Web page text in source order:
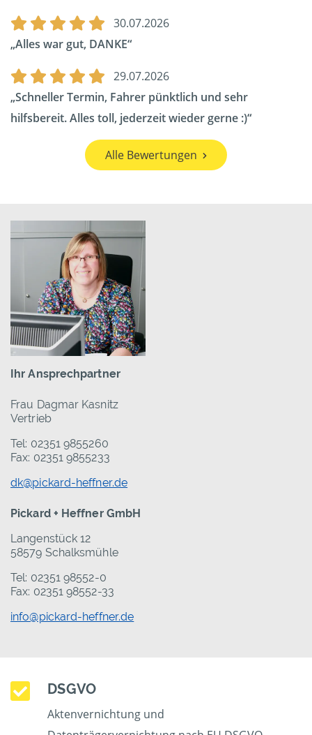
30.07.2026
Alles war gut, DANKE
29.07.2026
Schneller Termin, Fahrer pünktlich und sehr
hilfsbereit. Alles toll, jederzeit wieder gerne :)
Alle Bewertungen
Ihr Ansprechpartner
Frau Dagmar Kasnitz
Vertrieb
Tel: 02351 9855260
Fax: 02351 9855233
dk@pickard-heffner.de
Pickard + Heffner GmbH
Langenstück 12
58579 Schalksmühle
Tel: 02351 98552-0
Fax: 02351 98552-33
info@pickard-heffner.de
DSGVO
Aktenvernichtung und